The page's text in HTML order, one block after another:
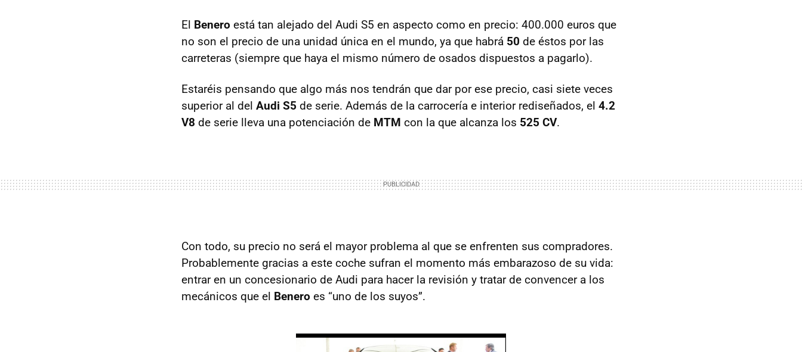
El Benero está tan alejado del Audi S5 en aspecto como en precio: 400.000 euros que
no son el precio de una unidad única en el mundo, ya que habrá 50 de éstos por las
carreteras (siempre que haya el mismo número de osados dispuestos a pagarlo).
Estaréis pensando que algo más nos tendrán que dar por ese precio, casi siete veces
superior al del Audi S5 de serie. Además de la carrocería e interior rediseñados, el 4.2
V8 de serie lleva una potenciación de MTM con la que alcanza los 525 CV.
Con todo, su precio no será el mayor problema al que se enfrenten sus compradores.
Probablemente gracias a este coche sufran el momento más embarazoso de su vida:
entrar en un concesionario de Audi para hacer la revisión y tratar de convencer a los
mecánicos que el Benero es “uno de los suyos”.